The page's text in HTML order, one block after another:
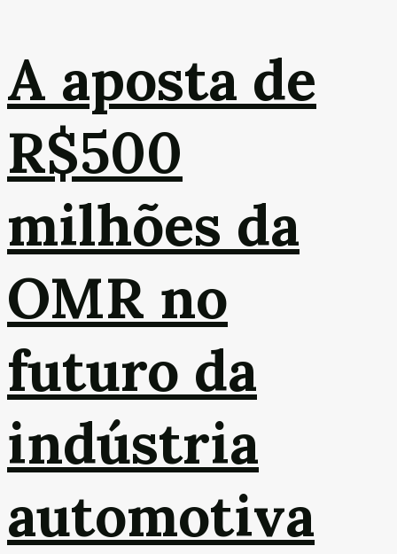
A aposta de
R$500
milhões da
OMR no
futuro da
indústria
automotiva